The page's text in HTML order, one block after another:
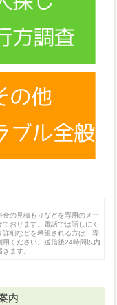
金の見積もりなどを専用のメー
おります。電話では話しにく
詳細などを希望される方は、専
用ください。送信後24時間以内
ます。
内